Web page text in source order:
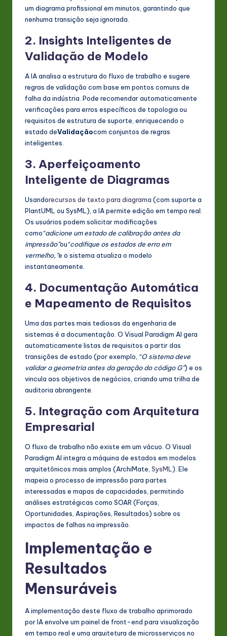
um diagrama profissional em minutos, garantindo que
nenhuma transição seja ignorada.
2. Insights Inteligentes de
Validação de Modelo
A IA analisa a estrutura do fluxo de trabalho e sugere
regras de validação com base em pontos comuns de
falha da indústria. Pode recomendar automaticamente
verificações para erros específicos de topologia ou
requisitos de estrutura de suporte, enriquecendo o
estado deValidaçãocom conjuntos de regras
inteligentes.
3. Aperfeiçoamento
Inteligente de Diagramas
Usandorecursos de texto para diagrama (com suporte a
PlantUML ou SysML), a IA permite edição em tempo real.
Os usuários podem solicitar modificações
como“adicione um estado de calibração antes da
impressão”ou“codifique os estados de erro em
vermelho,”e o sistema atualiza o modelo
instantaneamente.
4. Documentação Automática
e Mapeamento de Requisitos
Uma das partes mais tediosas da engenharia de
sistemas é a documentação. O Visual Paradigm AI gera
automaticamente listas de requisitos a partir das
transições de estado (por exemplo, “O sistema deve
validar a geometria antes da geração do código G”) e os
vincula aos objetivos de negócios, criando uma trilha de
auditoria abrangente.
5. Integração com Arquitetura
Empresarial
O fluxo de trabalho não existe em um vácuo. O Visual
Paradigm AI integra a máquina de estados em modelos
arquitetônicos mais amplos (ArchiMate, SysML ). Ele
mapeia o processo de impressão para partes
interessadas e mapas de capacidades, permitindo
análises estratégicas como SOAR (Forças,
Oportunidades, Aspirações, Resultados) sobre os
impactos de falhas na impressão.
Implementação e
Resultados
Mensuráveis
A implementação deste fluxo de trabalho aprimorado
por IA envolve um painel de front-end para visualização
em tempo real e uma arquitetura de microsserviços no